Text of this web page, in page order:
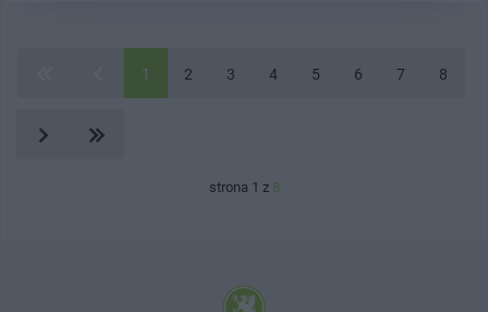
1 2 3 4 5 6 7 8
strona 1 z 8